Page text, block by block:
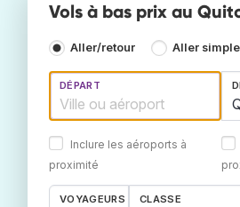
Vols à bas prix au
Aller/retour Aller simple
DÉPART
Inclure les aéroports à
proximité
VOYAGEURS CLASSE